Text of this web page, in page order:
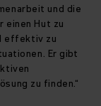
und die
einen Hut zu
effektiv zu
Er gibt
zu finden.“